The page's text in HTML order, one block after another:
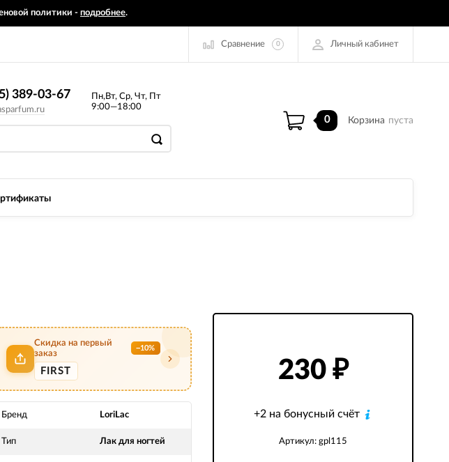
политики - подробнее.
Сравнение 0 Личный кабинет
389-03-67
Пн,Вт, Ср, Чт, Пт
9:00—18:00
0 Корзина пуста
Скидка на первый
заказ
−10%
FIRST
Бренд LoriLac
Тип Лак для ногтей
230 ₽
+2 на бонусный счёт
Артикул: gpl115